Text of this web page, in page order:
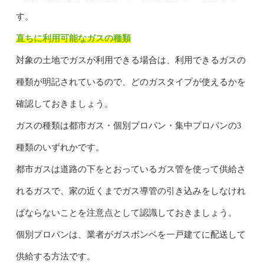
す。
直ちに利用可能なガスの種類
対象の土地でガスが利用できる場合は、利用できるガスの
種類が明記されているので、どのガスタイプが使えるかを
確認しておきましょう。
ガスの種類は都市ガス・個別プロパン・集中プロパンの3
種類のいずれかです。
都市ガスは道路の下をとおっているガス管を使って供給さ
れるガスで、家の近くまでガス導管の引き込みをしなけれ
ばならないことを注意点として認識しておきましょう。
個別プロパンは、業者がガスボンベを一戸建てに配送して
供給する方法です。